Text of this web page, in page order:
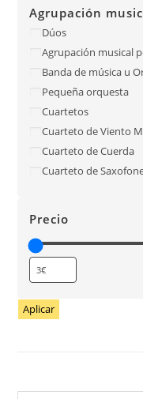
Agrupación
Dúos
Agrupación musical
Banda de música u
Pequeña orquesta
Cuartetos
Cuarteto de Viento
Cuarteto de Cuerda
Cuarteto de
Precio
Aplicar